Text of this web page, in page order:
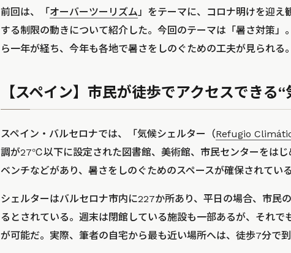
前回は、「オーバーツーリズム」をテーマに、コロナ明けを迎え
する制限の動きについて紹介した。今回のテーマは「暑さ対策」
ら一年が経ち、今年も各地で暑さをしのぐための工夫が見られる。
【スペイン】市民が徒歩でアクセスできる
スペイン・バルセロナでは、「気候シェルター（Refugio
調が27℃以下に設定された図書館、美術館、市民センターをは
ベンチなどがあり、暑さをしのぐためのスペースが確保されている
シェルターはバルセロナ市内に227か所あり、平日の場合、市民
るとされている。週末は閉館している施設も一部あるが、それ
が可能だ。実際、筆者の自宅から最も近い場所へは、徒歩7分で到